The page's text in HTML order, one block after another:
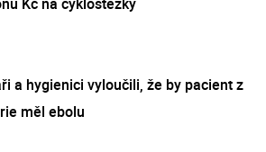
a hygienici vyloučili, že by pacient z
měl ebolu